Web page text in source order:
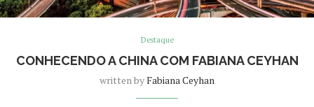
Destaque
CONHECENDO A CHINA COM FABIANA CEYHAN
written byFabiana Ceyhan